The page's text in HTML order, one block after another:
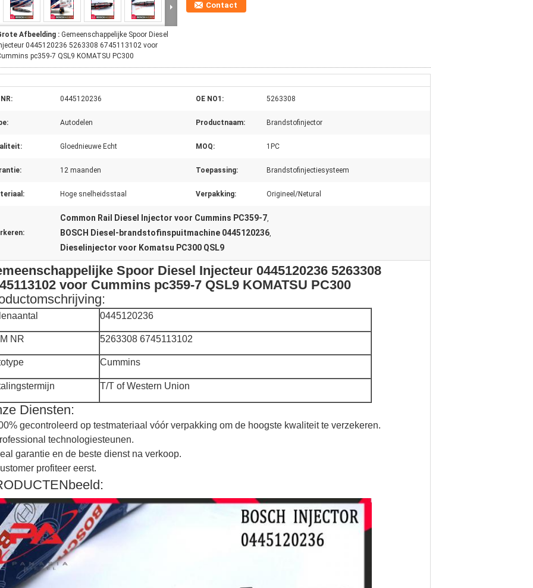
Afbeelding : Gemeenschappelijke Spoor Diesel
0445120236 5263308 6745113102 voor
pc359-7 QSL9 KOMATSU PC300
Contact
0445120236 OE NO1: 5263308
Autodelen Productnaam: Brandstofinjector
Gloednieuwe Echt MOQ: 1PC
12 maanden Toepassing: Brandstofinjectiesysteem
Hoge snelheidsstaal Verpakking: Origineel/Netural
Common Rail Diesel Injector voor Cummins PC359-7,
BOSCH Diesel-brandstofinspuitmachine 0445120236,
Dieselinjector voor Komatsu PC300 QSL9
Spoor Diesel Injecteur 0445120236 5263308
voor Cummins pc359-7 QSL9 KOMATSU PC300
0445120236
NR 5263308 6745113102
Cummins
T/T of Western Union
Diensten:
gecontroleerd op testmateriaal vóór verpakking om de hoogste kwaliteit te verzekeren.
technologiesteunen.
garantie en de beste dienst na verkoop.
profiteer eerst.